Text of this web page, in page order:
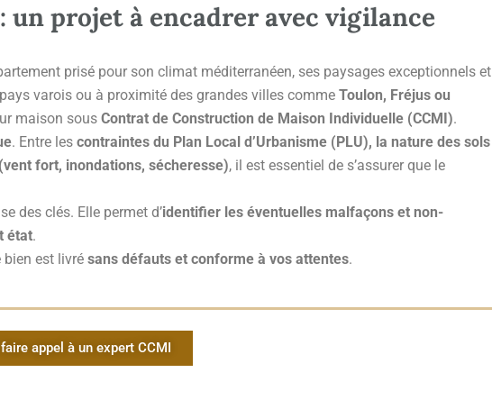
projet à encadrer avec vigilance
prisé pour son climat méditerranéen, ses paysages exceptionnels et
varois ou à proximité des grandes villes comme Toulon, Fréjus ou
maison sous Contrat de Construction de Maison Individuelle (CCMI).
. Entre les contraintes du Plan Local d’Urbanisme (PLU), la nature des sols
fort, inondations, sécheresse), il est essentiel de s’assurer que le
des clés. Elle permet d’identifier les éventuelles malfaçons et non-
état.
bien est livré sans défauts et conforme à vos attentes.
appel à un expert CCMI